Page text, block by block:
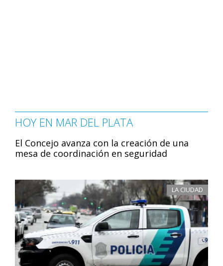
HOY EN MAR DEL PLATA
El Concejo avanza con la creación de una
mesa de coordinación en seguridad
LA CIUDAD